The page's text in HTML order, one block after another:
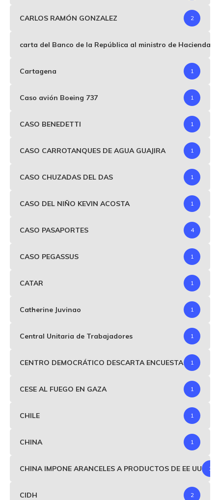
CARLOS RAMÓN GONZALEZ 2
carta del Banco de la República al ministro de Hacienda
Cartagena 1
Caso avión Boeing 737 1
CASO BENEDETTI 1
CASO CARROTANQUES DE AGUA GUAJIRA 1
CASO CHUZADAS DEL DAS 1
CASO DEL NIÑO KEVIN ACOSTA 1
CASO PASAPORTES 4
CASO PEGASSUS 1
CATAR 1
Catherine Juvinao 1
Central Unitaria de Trabajadores 1
CENTRO DEMOCRÁTICO DESCARTA ENCUESTA 1
CESE AL FUEGO EN GAZA 1
CHILE 1
CHINA 1
CHINA IMPONE ARANCELES A PRODUCTOS DE EE UU 1
CIDH 2